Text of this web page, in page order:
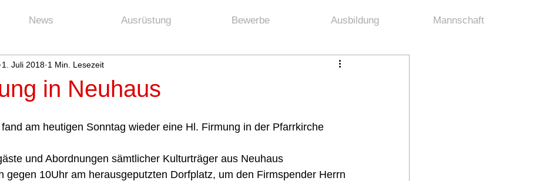
News Ausrüstung Bewerbe Ausbildung Mannschaft
in Neuhaus
1. Juli 2018 1 Min. Lesezeit
am heutigen Sonntag wieder eine Hl. Firmung in der Pfarrkirche
und Abordnungen sämtlicher Kulturträger aus Neuhaus
gegen 10Uhr am herausgeputzten Dorfplatz, um den Firmspender Herrn